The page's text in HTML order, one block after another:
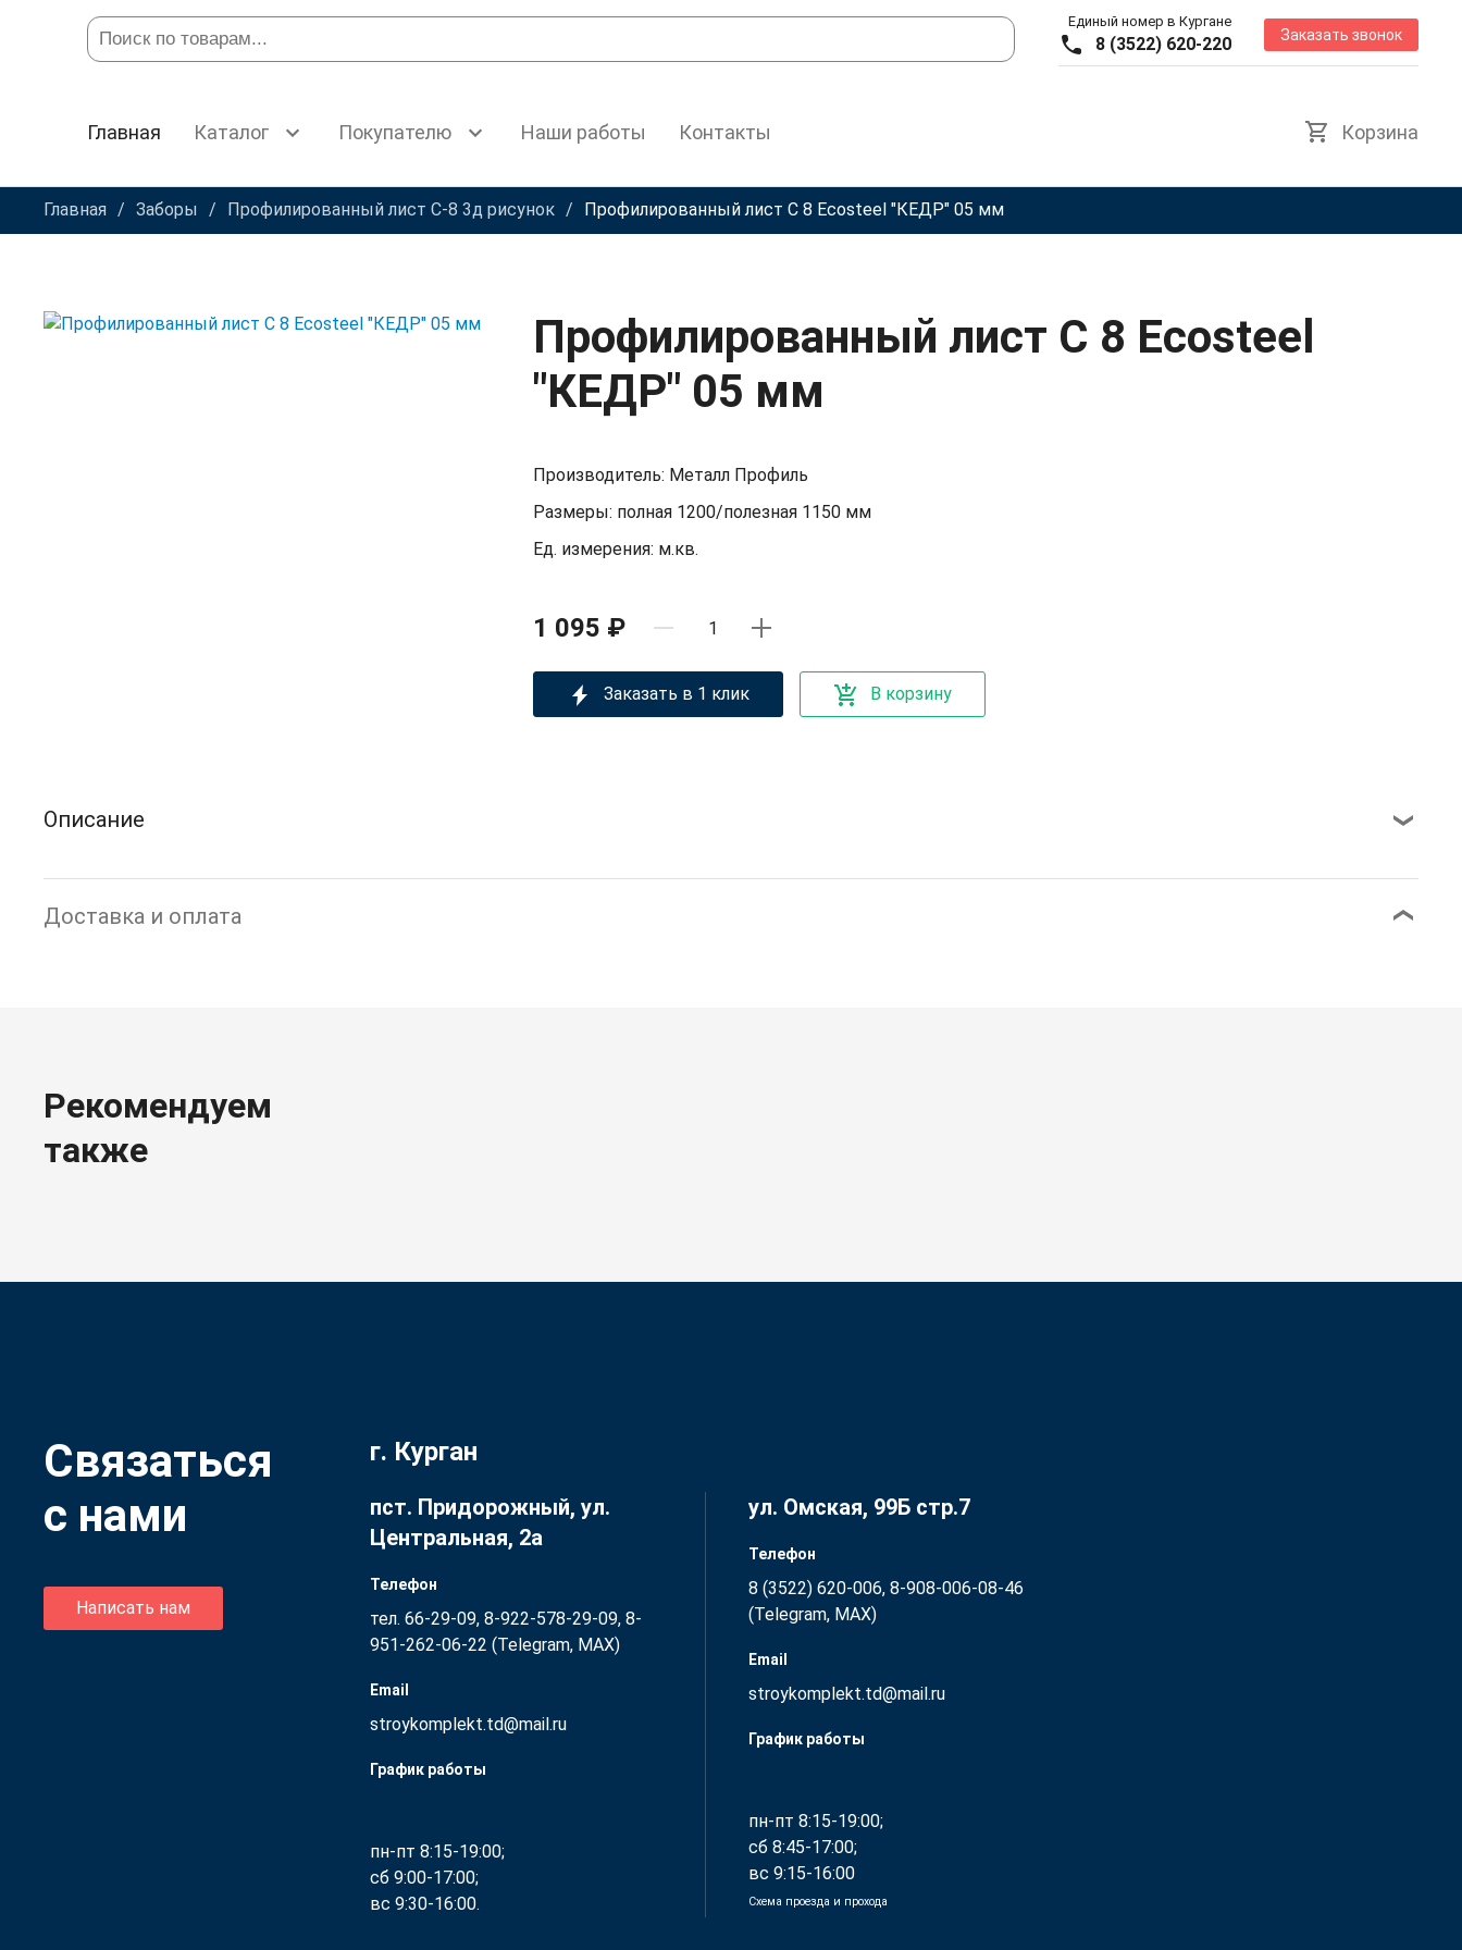
Единый номер в Кургане
8 (3522) 620-220 Заказать звонок
Главная Каталог Покупателю Наши работы Контакты Корзина
Главная Заборы Профилированный лист С-8 3д рисунок Профилированный лист С 8 Ecosteel "КЕДР" 05 мм
Профилированный лист С 8 Ecosteel
"КЕДР" 05 мм
Производитель: Металл Профиль
Размеры: полная 1200/полезная 1150 мм
Ед. измерения: м.кв.
1 095 ₽
Заказать в 1 клик В корзину
Описание
Доставка и оплата
Рекомендуем
также
Связаться
с нами
Написать нам
г. Курган
пст. Придорожный, ул. ​
Центральная, 2а
Телефон
тел. 66-29-09, 8-922-578-29-09, 8-
951-262-06-22 (Telegram, MAX)
Email
stroykomplekt.td@mail.ru
График работы
пн-пт 8:15-19:00;
сб 9:00-17:00;
вс 9:30-16:00.
ул. Омская, 99Б стр.7
Телефон
8 (3522) 620-006, 8-908-006-08-46
(Telegram, MAX)
Email
stroykomplekt.td@mail.ru
График работы
пн-пт 8:15-19:00;
сб 8:45-17:00;
вс 9:15-16:00
Схема проезда и прохода